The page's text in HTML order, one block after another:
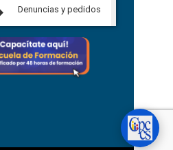
5 agosto, 2026
Next
Denuncias y pedidos